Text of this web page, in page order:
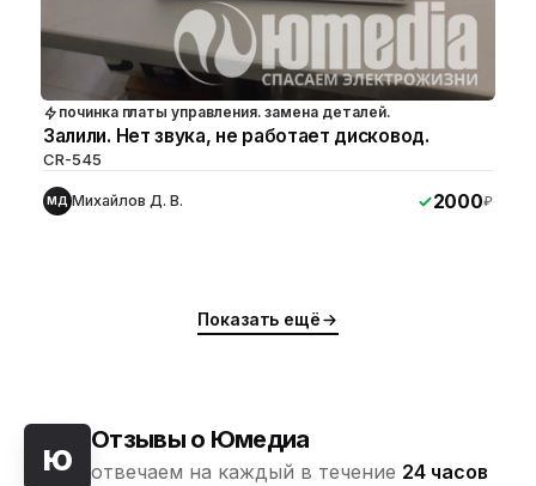
починка платы управления. замена деталей.
Залили. Нет звука, не работает дисковод.
CR-545
МД Михайлов Д. В. 2000₽
Показать ещё
ю Отзывы о Юмедиа
отвечаем на каждый в течение 24 часов